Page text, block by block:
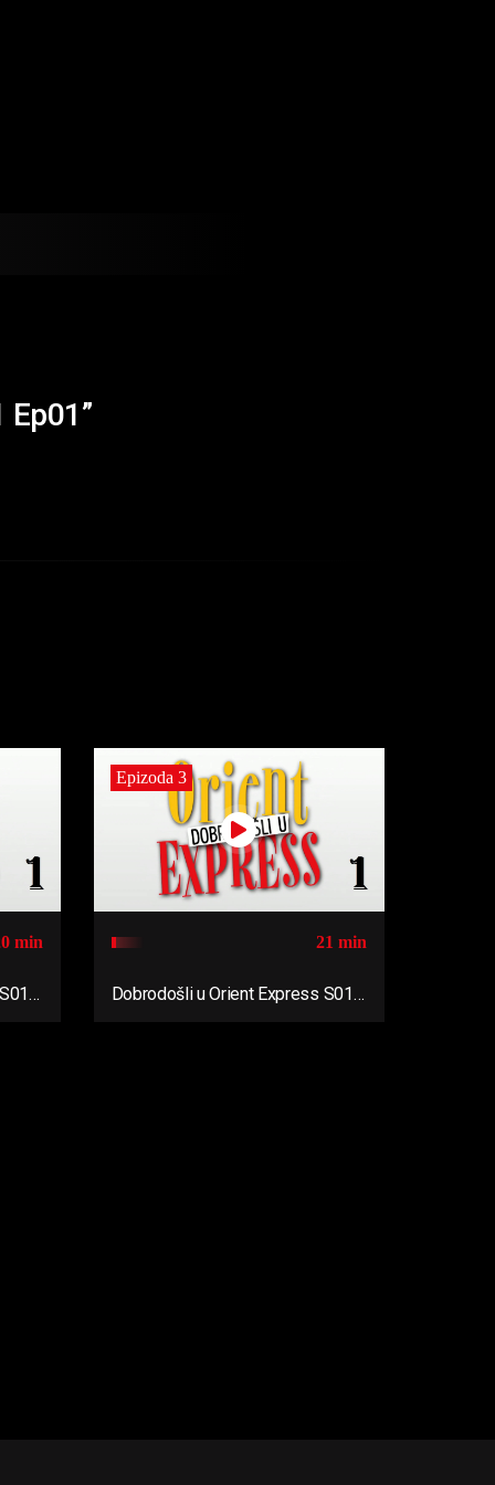
min
Epizoda 3
21 min
Dobrodošli u Orient Express S01